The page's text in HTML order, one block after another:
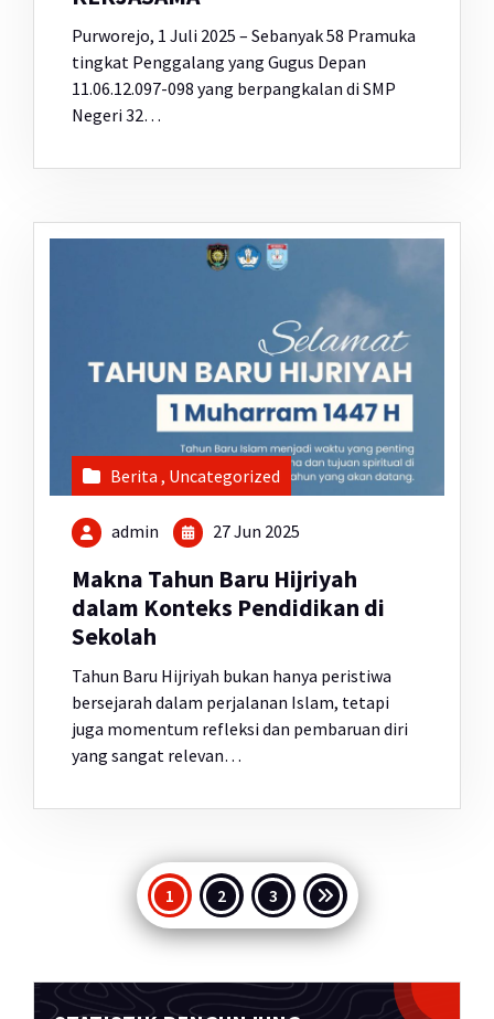
Purworejo, 1 Juli 2025 – Sebanyak 58 Pramuka
tingkat Penggalang yang Gugus Depan
11.06.12.097-098 yang berpangkalan di SMP
Negeri 32…
Berita , Uncategorized
admin 27 Jun 2025
Makna Tahun Baru Hijriyah
dalam Konteks Pendidikan di
Sekolah
Tahun Baru Hijriyah bukan hanya peristiwa
bersejarah dalam perjalanan Islam, tetapi
juga momentum refleksi dan pembaruan diri
yang sangat relevan…
Paginasi
pos
1 2 3